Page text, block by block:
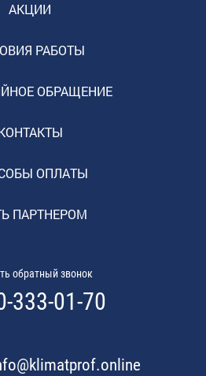
АКЦИИ
РАБОТЫ
ОБРАЩЕНИЕ
ОПЛАТЫ
ПАРТНЕРОМ
обратный звонок
333-01-70